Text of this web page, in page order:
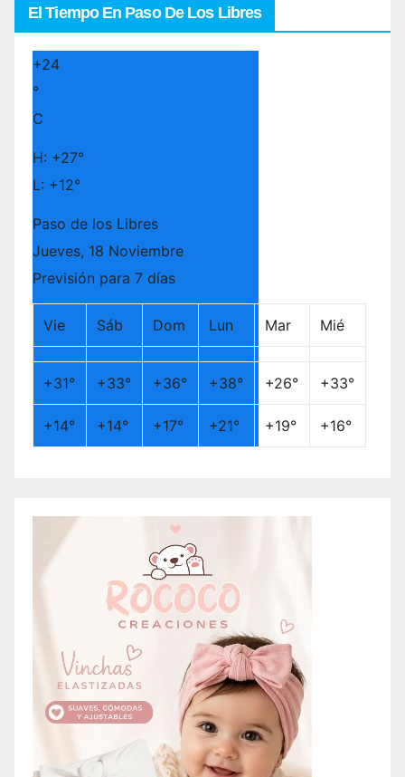
El Tiempo En Paso De Los Libres
+24
°
C
H: +27°
L: +12°
Paso de los Libres
Jueves, 18 Noviembre
Previsión para 7 días
Vie Sáb Dom Lun Mar Mié
+31° +33° +36° +38° +26° +33°
+14° +14° +17° +21° +19° +16°